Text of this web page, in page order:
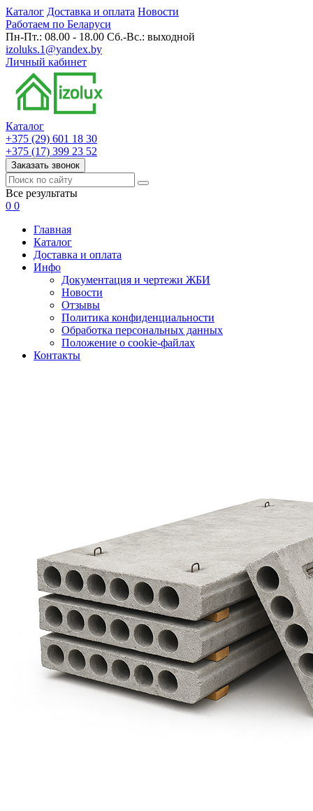
Каталог Доставка и оплата Новости
Работаем по Беларуси
Пн-Пт.: 08.00 - 18.00 Сб.-Вс.: выходной
izoluks.1@yandex.by
Личный кабинет
Каталог
+375 (29) 601 18 30
+375 (17) 399 23 52
Заказать звонок
Все результаты
0 0
Главная
Каталог
Доставка и оплата
Инфо
Документация и чертежи ЖБИ
Новости
Отзывы
Политика конфиденциальности
Обработка персональных данных
Положение о cookie-файлах
Контакты